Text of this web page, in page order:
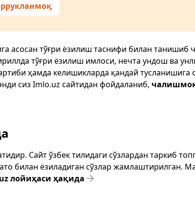
асосан тўғри ёзилиш таснифи билан танишиб
тўғри ёзилиш имлоси, нечта ундош ва
ҳамда келишикларда қандай тусланишига
сиз Imlo.uz сайтидан фойдаланиб,
Сайт ўзбек тилидаги сўзлардан таркиб
билан ёзиладиган сўзлар жамлаштирилган.
лойиҳаси ҳақида